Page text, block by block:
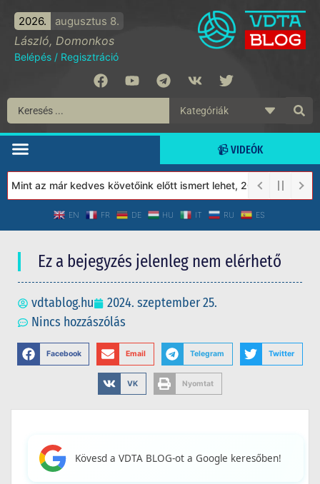
2026. augusztus 8.
László, Domonkos
Belépés / Regisztráció
📹 VIDEÓK
az már kedves követőink előtt ismert lehet, 2023-tól a
EN FR DE HU IT RU ES
Ez a bejegyzés jelenleg nem elérhető
vdtablog.hu
2024. szeptember 25.
Nincs hozzászólás
Facebook Email Telegram Twitter
VK Nyomtat
Kövesd a VDTA BLOG-ot a Google keresőben!